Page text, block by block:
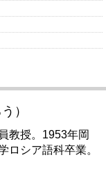
）
教授。1953年岡
ロシア語科卒業。